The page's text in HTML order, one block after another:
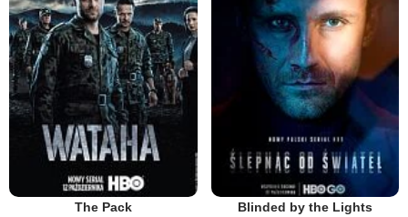
The Pack Blinded by the Lights